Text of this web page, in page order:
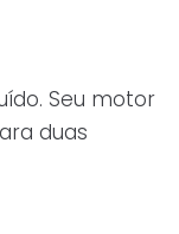
Seu motor
duas